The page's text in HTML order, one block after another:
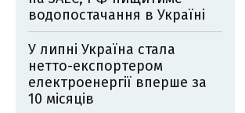
водопостачання в Україні
У липні Україна стала
нетто-експортером
електроенергії вперше за
10 місяців